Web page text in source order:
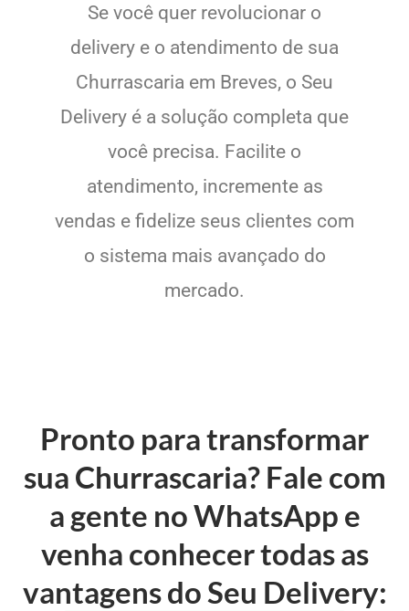
Se você quer revolucionar o
delivery e o atendimento de sua
Churrascaria em Breves, o Seu
Delivery é a solução completa que
você precisa. Facilite o
atendimento, incremente as
vendas e fidelize seus clientes com
o sistema mais avançado do
mercado.
Pronto para transformar
sua Churrascaria? Fale com
a gente no WhatsApp e
venha conhecer todas as
vantagens do Seu Delivery: